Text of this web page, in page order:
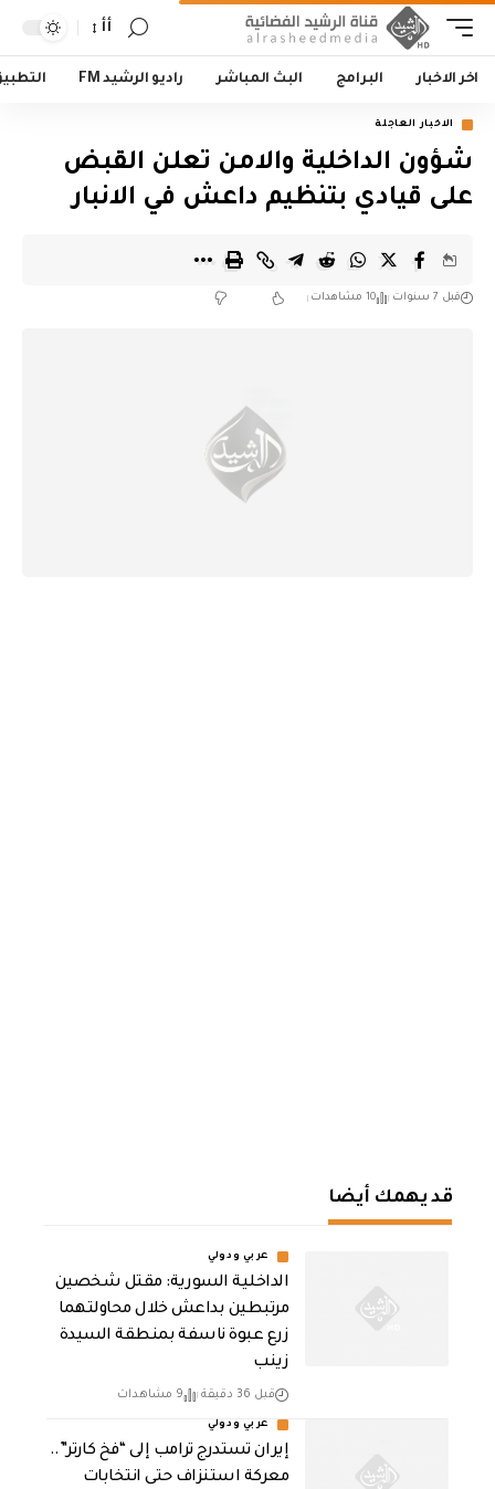
أأ
اخر الاخبار البرامج البث المباشر راديو الرشيد FM
الاخبار العاجلة
شؤون الداخلية والامن تعلن القبض
على قيادي بتنظيم داعش في الانبار
قبل 7 سنوات 10 مشاهدات
قد يهمك أيضا
عربي ودولي
الداخلية السورية: مقتل شخصين
مرتبطين بداعش خلال محاولتهما
زرع عبوة ناسفة بمنطقة السيدة
زينب
قبل 36 دقيقة 9 مشاهدات
عربي ودولي
إيران تستدرج ترامب إلى “فخ كارتر”..
معركة استنزاف حتى انتخابات